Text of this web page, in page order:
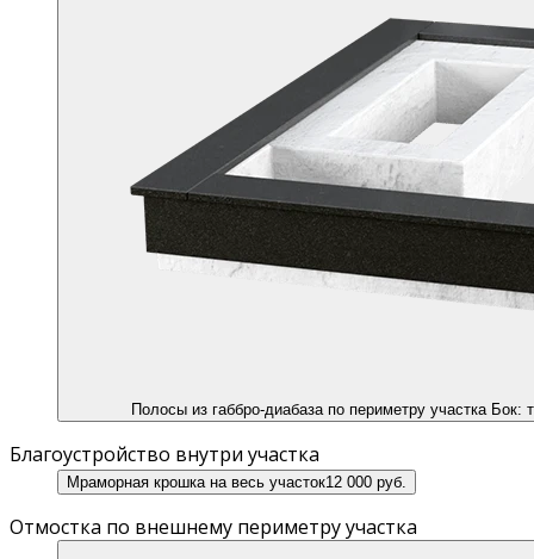
Полосы из габбро-диабаза по периметру участка Бок:
Благоустройство внутри участка
Мраморная крошка на весь участок12 000 руб.
Отмостка по внешнему периметру участка